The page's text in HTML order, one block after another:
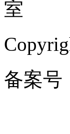
室
备案号